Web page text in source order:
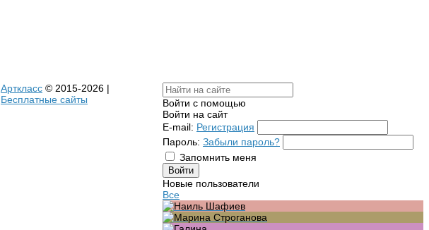
Войти с помощью
Войти на сайт
E-mail: Регистрация
Пароль: Забыли пароль?
Запомнить меня
Новые пользователи
Все
Арткласс © 2015-2026 |
Бесплатные сайты